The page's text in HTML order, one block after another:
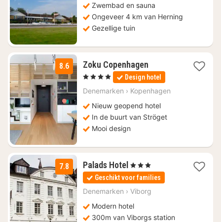
€
135,88
Zwembad en sauna
Ongeveer 4 km van Herning
Gezellige tuin
8.6 Zoku Copenhagen1
nacht
vanaf
€
, 4 Sterren Design hotel
Denemarken › Kopenhagen
Nieuw geopend hotel
In de buurt van Ströget
Mooi design
7.8 Palads Hotel 1
nacht
vanaf
€
, 3 Sterren
Geschikt voor families
Denemarken › Viborg
Modern hotel
300m van Viborgs station